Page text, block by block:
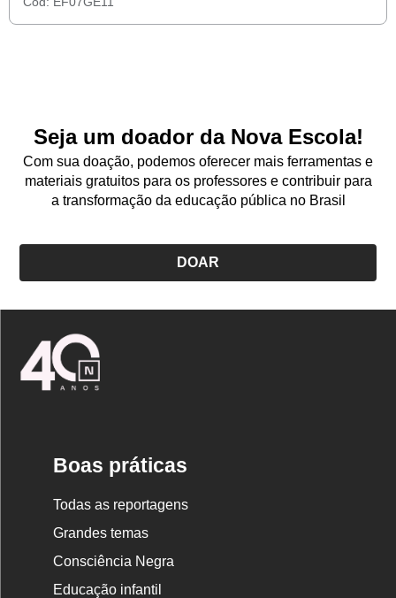
Seja um doador da Nova Escola!
Com sua doação, podemos oferecer mais ferramentas e
materiais gratuitos para os professores e contribuir para
a transformação da educação pública no Brasil
DOAR
Boas práticas
Todas as reportagens
Grandes temas
Consciência Negra
Educação infantil